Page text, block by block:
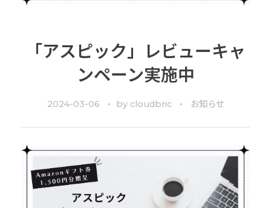
「アスピック」レビューキャ
ンペーン実施中
2024-03-06 by cloudbric お知らせ